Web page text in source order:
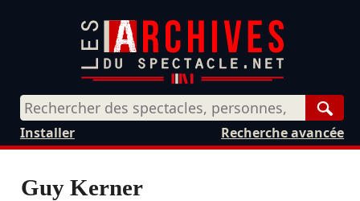
Recherche avancée
Installer
Guy Kerner